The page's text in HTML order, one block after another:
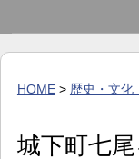
HOME> 歴史・文化
城下町七